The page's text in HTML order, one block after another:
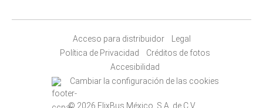
Acceso para distribuidor
Legal
Política de Privacidad
Créditos de fotos
Accesibilidad
Cambiar la configuración de las cookies
© 2026 FlixBus México, S.A. de C.V